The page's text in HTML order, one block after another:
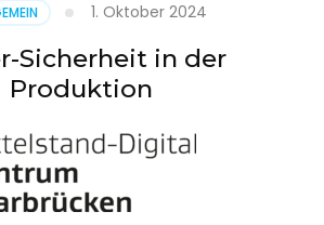
seinen
Lagebericht
zur
in
Deutschland
1. Oktober 2024
Sicherheit in der
Produktion